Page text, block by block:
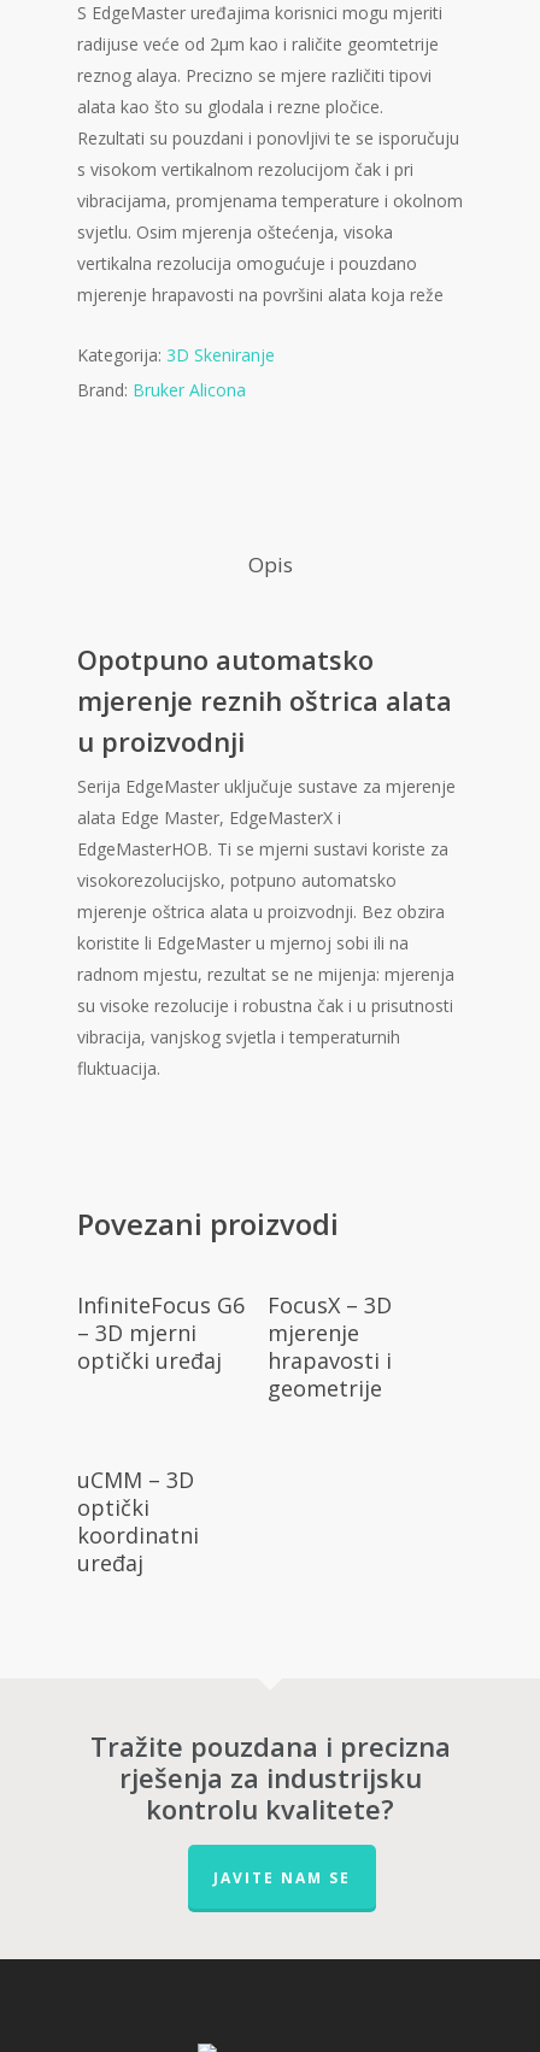
S EdgeMaster uređajima korisnici mogu mjeriti
radijuse veće od 2μm kao i raličite geomtetrije
reznog alaya. Precizno se mjere različiti tipovi
alata kao što su glodala i rezne pločice.
Rezultati su pouzdani i ponovljivi te se isporučuju
s visokom vertikalnom rezolucijom čak i pri
vibracijama, promjenama temperature i okolnom
svjetlu. Osim mjerenja oštećenja, visoka
vertikalna rezolucija omogućuje i pouzdano
mjerenje hrapavosti na površini alata koja reže
Kategorija: 3D Skeniranje
Brand: Bruker Alicona
Opis
Opotpuno automatsko
mjerenje reznih oštrica alata
u proizvodnji
Serija EdgeMaster uključuje sustave za mjerenje
alata Edge Master, EdgeMasterX i
EdgeMasterHOB. Ti se mjerni sustavi koriste za
visokorezolucijsko, potpuno automatsko
mjerenje oštrica alata u proizvodnji. Bez obzira
koristite li EdgeMaster u mjernoj sobi ili na
radnom mjestu, rezultat se ne mijenja: mjerenja
su visoke rezolucije i robustna čak i u prisutnosti
vibracija, vanjskog svjetla i temperaturnih
fluktuacija.
Povezani proizvodi
Pročitaj Više
InfiniteFocus G6
– 3D mjerni
optički uređaj
Pročitaj Više
FocusX – 3D
mjerenje
hrapavosti i
geometrije
Pročitaj Više
uCMM – 3D
optički
koordinatni
uređaj
Tražite pouzdana i precizna
rješenja za industrijsku
kontrolu kvalitete?
JAVITE NAM SE